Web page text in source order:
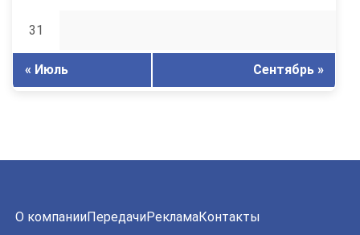
31
« Июль Сентябрь »
О компанииПередачиРекламаКонтакты